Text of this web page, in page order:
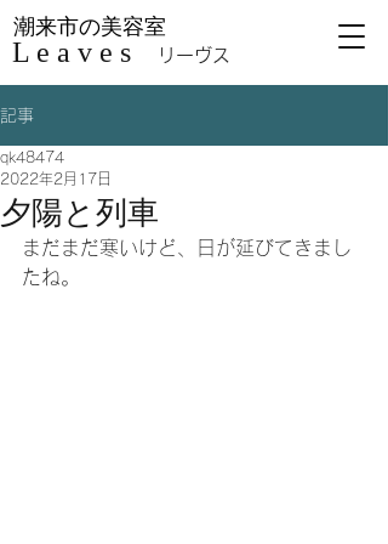
潮来市の美容室
L e a v e s リーヴス
記事
夕陽と列車
qk48474
2022年2月17日
まだまだ寒いけど、日が延びてきまし
たね。